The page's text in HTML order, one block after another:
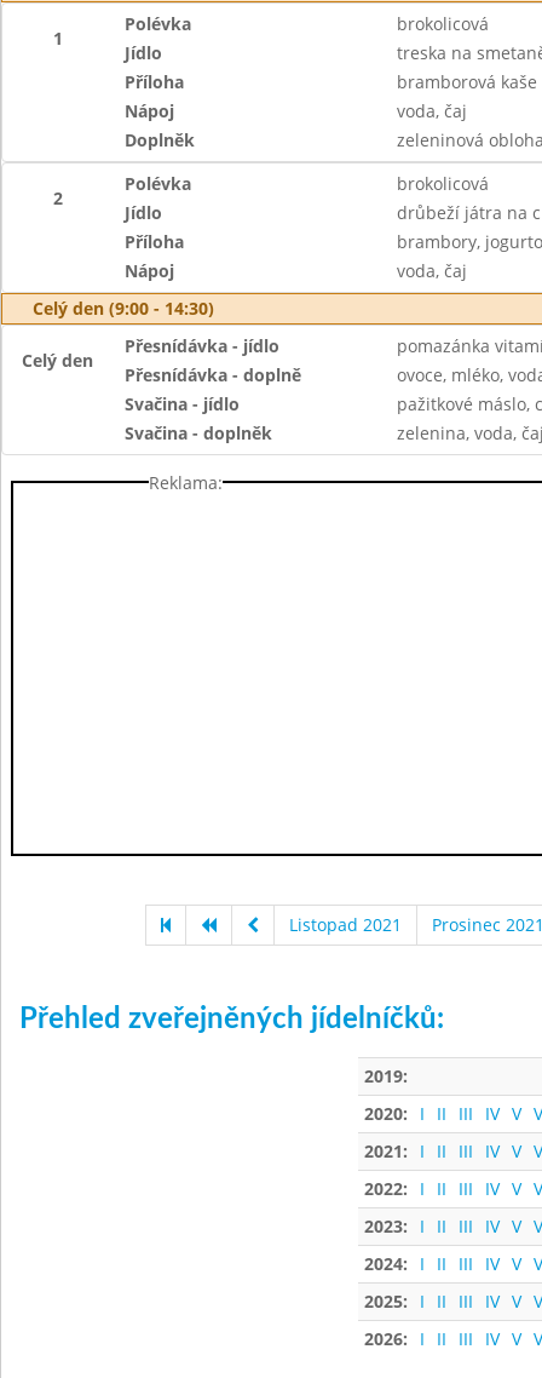
1
Polévka
brokolicová
Jídlo
treska na
Příloha
bramborová kaše
Nápoj
voda, čaj
Doplněk
zeleninová
2
Polévka
brokolicová
Jídlo
drůbeží játra na
Příloha
brambory,
Nápoj
voda, čaj
Celý den (9:00 - 14:30)
Celý den
Přesnídávka - jídlo
pomazánka
Přesnídávka - doplně
ovoce, mléko,
Svačina - jídlo
pažitkové máslo,
Svačina - doplněk
zelenina, voda,
Reklama:
Listopad 2021 Prosinec
Přehled zveřejněných jídelníčků:
2019:
2020:
I II III IV V
2021:
I II III IV V
2022:
I II III IV V
2023:
I II III IV V
2024:
I II III IV V
2025:
I II III IV V
2026:
I II III IV V